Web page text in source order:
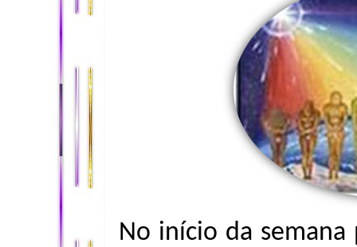
No início da semana